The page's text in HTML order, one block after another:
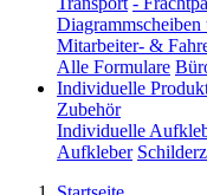
Mitarbeiter- &
Alle Formulare
Individuelle
Zubehör
Individuelle
Aufkleber